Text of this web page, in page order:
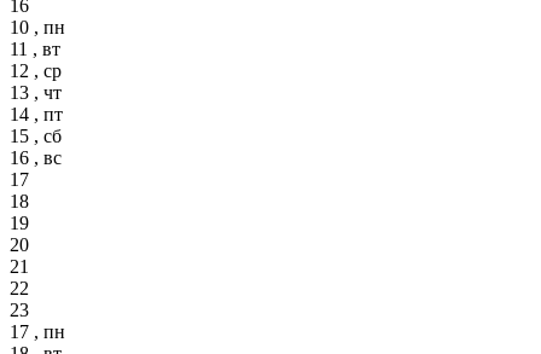
16
10 , пн
11 , вт
12 , ср
13 , чт
14 , пт
15 , сб
16 , вс
17
18
19
20
21
22
23
17 , пн